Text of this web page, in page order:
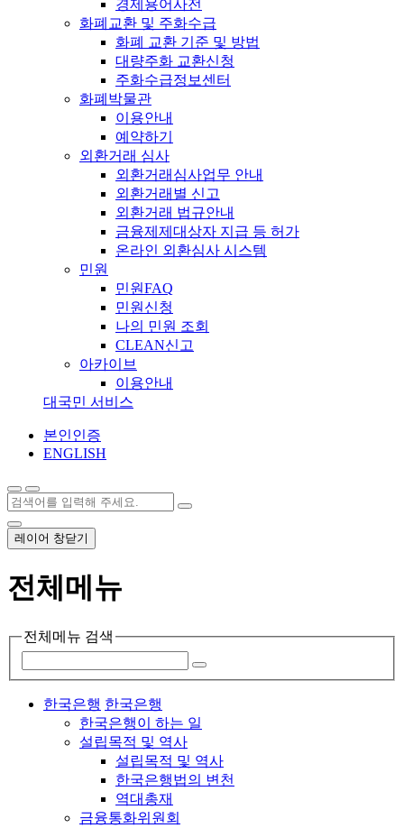
경제용어사전
화폐교환 및 주화수급
화폐 교환 기준 및 방법
대량주화 교환신청
주화수급정보센터
화폐박물관
이용안내
예약하기
외환거래 심사
외환거래심사업무 안내
외환거래별 신고
외환거래 법규안내
금융제제대상자 지급 등 허가
온라인 외환심사 시스템
민원
민원FAQ
민원신청
나의 민원 조회
CLEAN신고
아카이브
이용안내
대국민 서비스
본인인증
ENGLISH
레이어 창닫기
전체메뉴
전체메뉴 검색
한국은행 한국은행
한국은행이 하는 일
설립목적 및 역사
설립목적 및 역사
한국은행법의 변천
역대총재
금융통화위원회